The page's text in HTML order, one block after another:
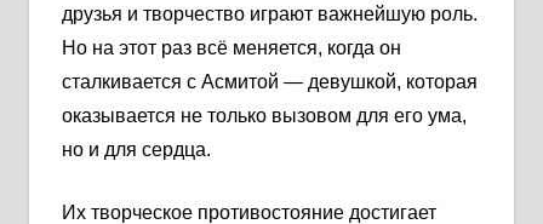
друзья и творчество играют важнейшую роль.
Но на этот раз всё меняется, когда он
сталкивается с Асмитой — девушкой, которая
оказывается не только вызовом для его ума,
но и для сердца.
Их творческое противостояние достигает